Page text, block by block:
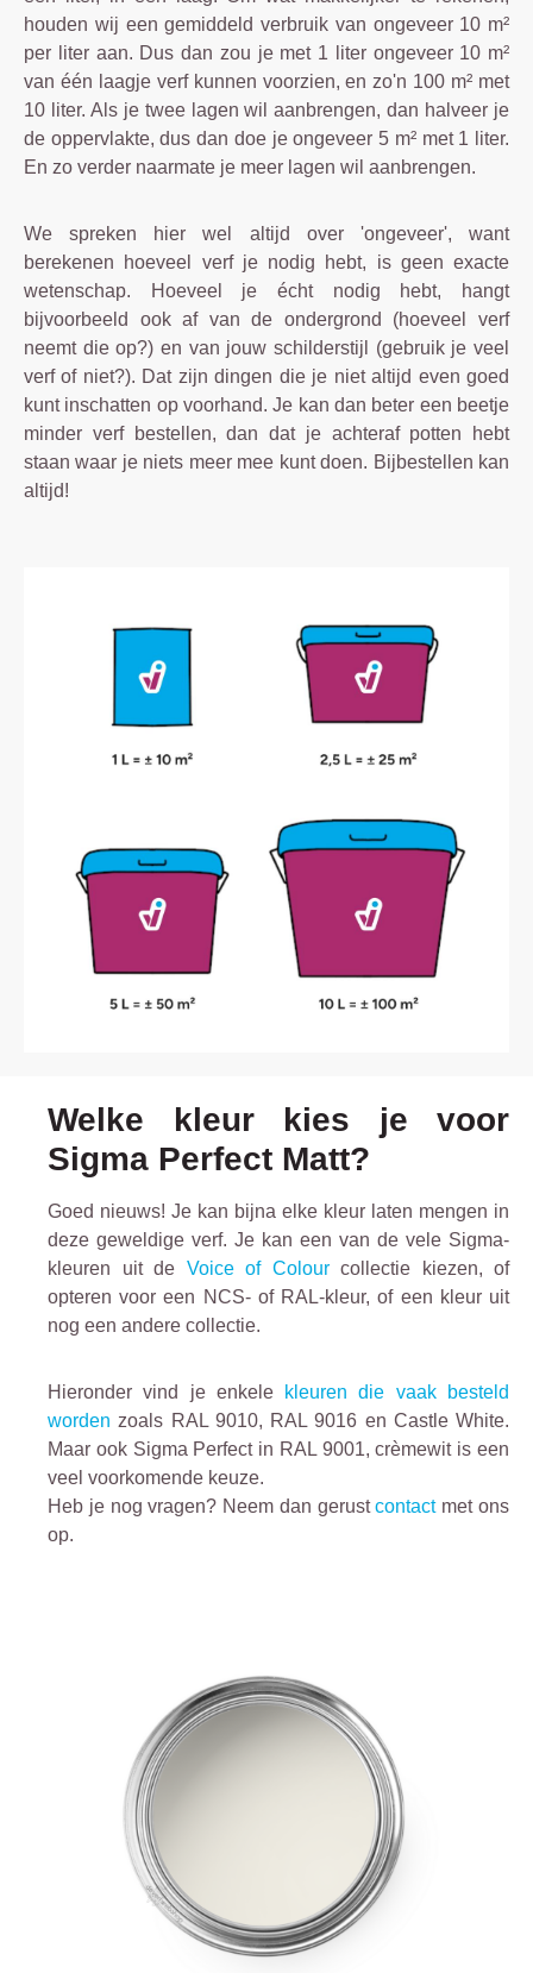
houden wij een gemiddeld verbruik van ongeveer 10 m²
per liter aan. Dus dan zou je met 1 liter ongeveer 10 m²
van één laagje verf kunnen voorzien, en zo'n 100 m² met
10 liter. Als je twee lagen wil aanbrengen, dan halveer je
de oppervlakte, dus dan doe je ongeveer 5 m² met 1 liter.
En zo verder naarmate je meer lagen wil aanbrengen.
We spreken hier wel altijd over 'ongeveer', want
berekenen hoeveel verf je nodig hebt, is geen exacte
wetenschap. Hoeveel je écht nodig hebt, hangt
bijvoorbeeld ook af van de ondergrond (hoeveel verf
neemt die op?) en van jouw schilderstijl (gebruik je veel
verf of niet?). Dat zijn dingen die je niet altijd even goed
kunt inschatten op voorhand. Je kan dan beter een beetje
minder verf bestellen, dan dat je achteraf potten hebt
staan waar je niets meer mee kunt doen. Bijbestellen kan
altijd!
Welke kleur kies je voor
Sigma Perfect Matt?
Goed nieuws! Je kan bijna elke kleur laten mengen in
deze geweldige verf. Je kan een van de vele Sigma-
kleuren uit de Voice of Colourcollectie kiezen, of
opteren voor een NCS- of RAL-kleur, of een kleur uit
nog een andere collectie.
Hieronder vind je enkele
kleuren die vaak besteld
worden zoals RAL 9010, RAL 9016 en Castle White.
Maar ook Sigma Perfect in RAL 9001, crèmewit is een
veel voorkomende keuze.
Heb je nog vragen? Neem dan gerustcontact met ons
op.